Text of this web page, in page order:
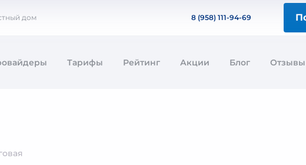
дом 8 (958) 111-94-69
Тарифы Рейтинг Акции Блог Отзывы